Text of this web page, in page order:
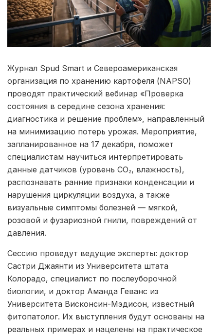
Журнал Spud Smart и Североамериканская
организация по хранению картофеля (NAPSO)
проводят практический вебинар «Проверка
состояния в середине сезона хранения:
диагностика и решение проблем», направленный
на минимизацию потерь урожая. Мероприятие,
запланированное на 17 декабря, поможет
специалистам научиться интерпретировать
данные датчиков (уровень CO₂, влажность),
распознавать ранние признаки конденсации и
нарушения циркуляции воздуха, а также
визуальные симптомы болезней — мягкой,
розовой и фузариозной гнили, повреждений от
давления.
Сессию проведут ведущие эксперты: доктор
Састри Джаянти из Университета штата
Колорадо, специалист по послеуборочной
биологии, и доктор Аманда Геванс из
Университета Висконсин-Мэдисон, известный
фитопатолог. Их выступления будут основаны на
реальных примерах и нацелены на практическое